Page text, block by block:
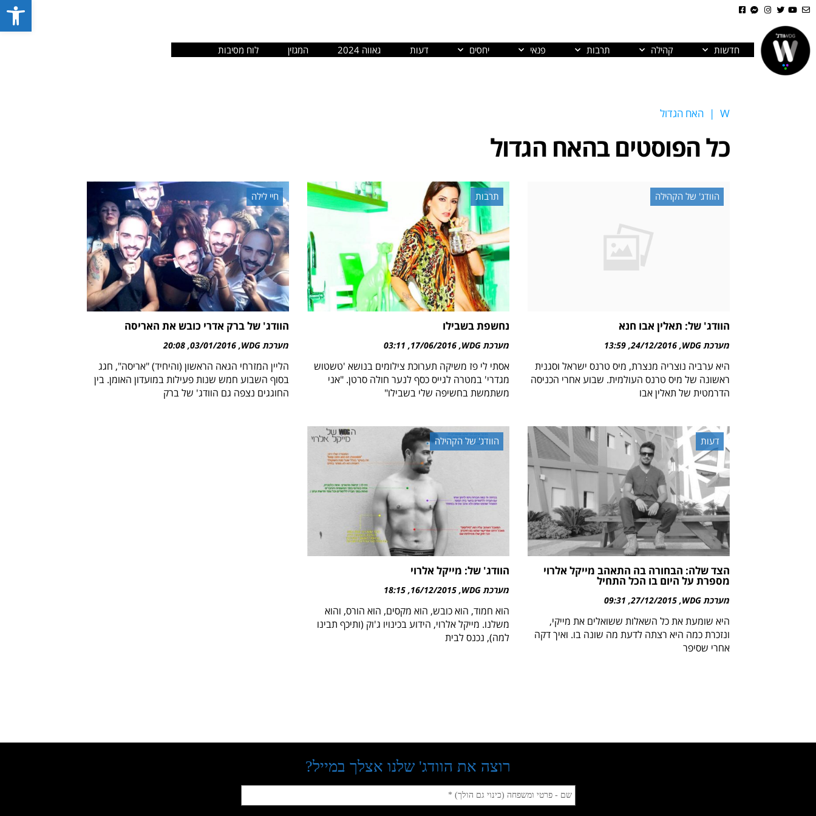
חדשות קהילה תרבות פנאי יחסים דעות גאווה 2024 המגזין לוח מסיבות
W
| האח הגדול
כל הפוסטים בהאח הגדול
הוודג' של הקהילה
הוודג' של: תאלין אבו חנא
מערכת WDG 24/12/2016
13:59
היא ערביה נוצריה מנצרת, מיס טרנס ישראל וסגנית
ראשונה של מיס טרנס העולמית. שבוע אחרי הכניסה
הדרמטית של תאלין אבו
תרבות
נחשפת בשבילו
מערכת WDG 17/06/2016
03:11
אסתי לי פז משיקה תערוכת צילומים בנושא 'טשטוש
מגדרי' במטרה לגייס כסף לנער חולה סרטן. "אני
משתמשת בחשיפה שלי בשבילו"
חיי לילה
הוודג' של ברק אדרי כובש את האריסה
מערכת WDG 03/01/2016
20:08
הליין המזרחי הגאה הראשון (והיחיד) "אריסה", חגג
בסוף השבוע חמש שנות פעילות במועדון האומן. בין
החוגגים נצפה גם הוודג' של ברק
דעות
הצד שלה: הבחורה בה התאהב מייקל אלרוי
מספרת על היום בו הכל התחיל
מערכת WDG 27/12/2015
09:31
היא שומעת את כל השאלות ששואלים את מייקי,
ונזכרת כמה היא רצתה לדעת מה שונה בו. ואיך דקה
אחרי שסיפר
הוודג' של הקהילה
הוודג' של: מייקל אלרוי
מערכת WDG 16/12/2015
18:15
הוא חמוד, הוא כובש, הוא מקסים, הוא הורס, והוא
משלנו. מייקל אלרוי, הידוע בכינויו ג'וק (ותיכף תבינו
למה), נכנס לבית